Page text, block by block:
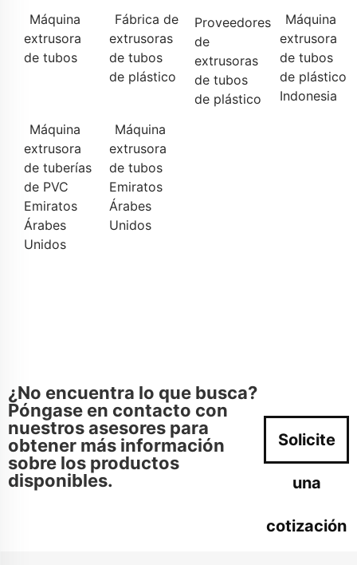
Máquina
extrusora
de tubos
Fábrica de
extrusoras
de tubos
de plástico
Proveedores
de
extrusoras
de tubos
de plástico
Máquina
extrusora
de tubos
de plástico
Indonesia
Máquina
extrusora
de tuberías
de PVC
Emiratos
Árabes
Unidos
Máquina
extrusora
de tubos
Emiratos
Árabes
Unidos
¿No encuentra lo que busca?
Póngase en contacto con
nuestros asesores para
obtener más información
sobre los productos
disponibles.
Solicite
una
cotización